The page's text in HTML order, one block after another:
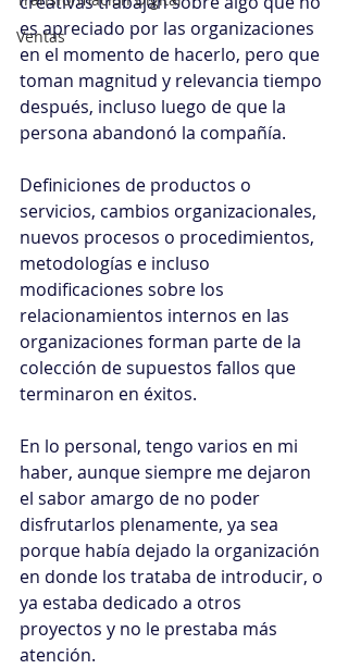
Ventas
es apreciado por las organizaciones
en el momento de hacerlo, pero que
toman magnitud y relevancia tiempo
después, incluso luego de que la
persona abandonó la compañía.
Definiciones de productos o
servicios, cambios organizacionales,
nuevos procesos o procedimientos,
metodologías e incluso
modificaciones sobre los
relacionamientos internos en las
organizaciones forman parte de la
colección de supuestos fallos que
terminaron en éxitos.
En lo personal, tengo varios en mi
haber, aunque siempre me dejaron
el sabor amargo de no poder
disfrutarlos plenamente, ya sea
porque había dejado la organización
en donde los trataba de introducir, o
ya estaba dedicado a otros
proyectos y no le prestaba más
atención.